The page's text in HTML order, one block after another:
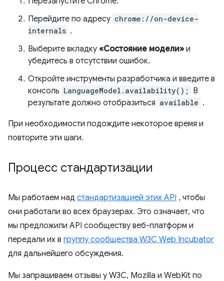
Перейдите по адресу chrome://on-device-
internals .
Выберите вкладку «Состояние модели» и
убедитесь в отсутствии ошибок.
Откройте инструменты разработчика и введите в
консоль LanguageModel.availability();
В
результате должно отобразиться available .
При необходимости подождите некоторое время и
повторите эти шаги.
Процесс стандартизации
Мы работаем над стандартизацией этих API , чтобы
они работали во всех браузерах. Это означает, что
мы предложили API сообществу веб-платформ и
передали их в группу сообщества W3C Web Incubator
для дальнейшего обсуждения.
Мы запрашиваем отзывы у W3C, Mozilla и WebKit по